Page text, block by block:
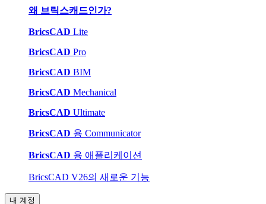
왜 브릭스캐드인가?
BricsCAD Lite
BricsCAD Pro
BricsCAD BIM
BricsCAD Mechanical
BricsCAD Ultimate
BricsCAD 용 Communicator
BricsCAD 용 애플리케이션
BricsCAD V26의 새로운 기능
내 계정